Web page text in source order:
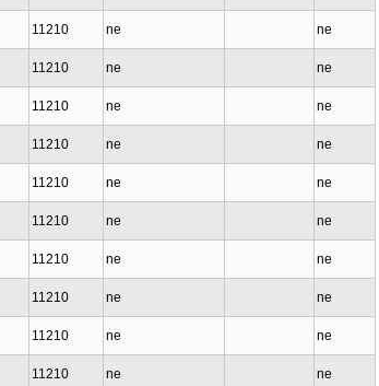
11210 ne ne
11210 ne ne
11210 ne ne
11210 ne ne
11210 ne ne
11210 ne ne
11210 ne ne
11210 ne ne
11210 ne ne
11210 ne ne